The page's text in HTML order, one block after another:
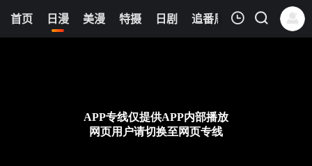
首页 日漫 美漫 特摄 日剧 追番周表 今日更新
6
清空